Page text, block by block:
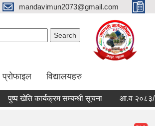
mandavimun2073@gmail.com
विद्यालयहरु
खेति कार्यक्रम सम्बन्धी सूचना आ.व २०८३/०८४